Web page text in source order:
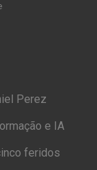
Perez
e IA
feridos